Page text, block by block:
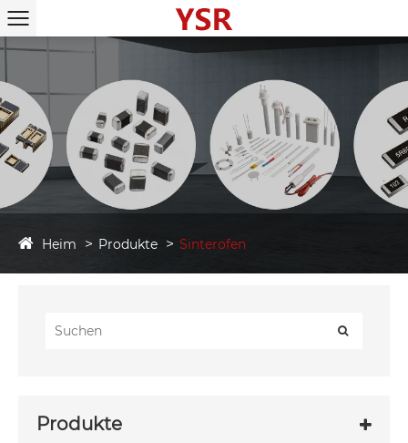
Heim Produkte Sinterofen
Produkte